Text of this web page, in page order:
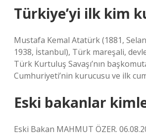
Türkiye’yi ilk kim
Mustafa Kemal Atatürk (1881,
1938, İstanbul), Türk mareşali,
Türk Kurtuluş Savaşı’nın
Cumhuriyeti’nin kurucusu ve ilk
Eski bakanlar
Eski Bakan MAHMUT ÖZER.